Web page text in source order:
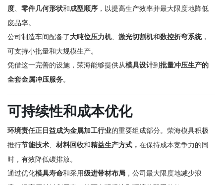
度、 零件几何形状和成型顺序 ，以提高生产效率并最大限度地降低
废品率。
公司制造车间配备了大吨位压力机、 激光切割机和数控折弯系统，
可支持小批量和大规模生产。
凭借这一完善的设施，荣海能够提供从模具设计到批量冲压生产的
全套金属冲压服务。
可持续性和成本优化
环境责任正日益成为金属加工行业的重要组成部分。荣海模具积极
推行节能技术、 材料回收和精益生产方式， 在保持成本竞争力的同
时，有效降低碳排放。
通过优化模具寿命和采用级进带材布局 ，公司最大限度地减少浪